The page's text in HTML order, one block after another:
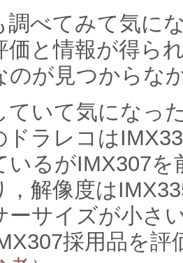
調べてみて気に
価と情報が得ら
のが見つからな
ていて気になっ
ドラレコは
いるがIMX307
，解像度は
ーサイズが小さ
採用品を